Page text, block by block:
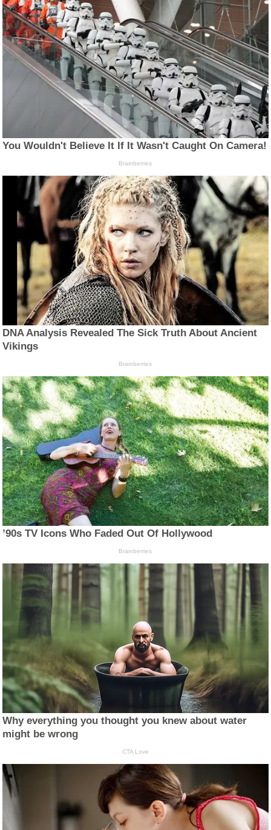
You Wouldn't Believe It If It Wasn't Caught On Camera!
Brainberries
DNA Analysis Revealed The Sick Truth About Ancient
Vikings
Brainberries
’90s TV Icons Who Faded Out Of Hollywood
Brainberries
Why everything you thought you knew about water
might be wrong
CTA Love